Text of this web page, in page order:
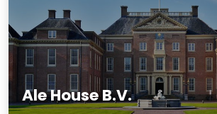
Ale House B.V.